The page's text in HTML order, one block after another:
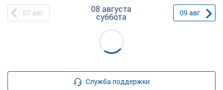
07 авг 08 августа
суббота 09 авг
Служба поддержки